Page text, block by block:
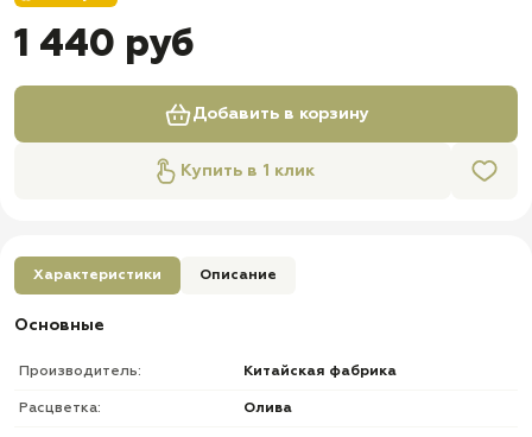
1 440 руб
Добавить в корзину
Купить в 1 клик
Характеристики Описание
Основные
Производитель: Китайская фабрика
Расцветка: Олива